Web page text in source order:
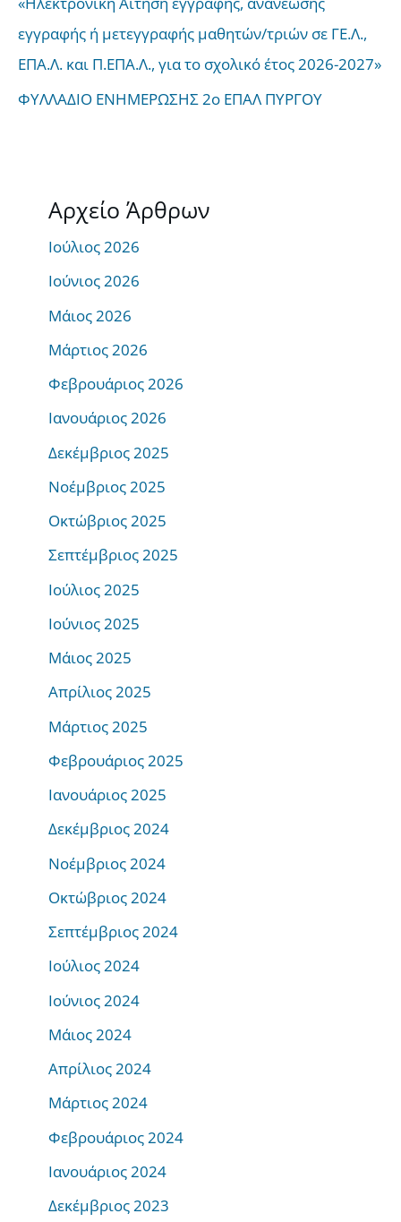
εγγραφής ή μετεγγραφής μαθητών/τριών σε ΓΕ.Λ.,
ΕΠΑ.Λ. και Π.ΕΠΑ.Λ., για το σχολικό έτος 2026-2027»
ΦΥΛΛΑΔΙΟ ΕΝΗΜΕΡΩΣΗΣ 2ο ΕΠΑΛ ΠΥΡΓΟΥ
Αρχείο Άρθρων
Ιούλιος 2026
Ιούνιος 2026
Μάιος 2026
Μάρτιος 2026
Φεβρουάριος 2026
Ιανουάριος 2026
Δεκέμβριος 2025
Νοέμβριος 2025
Οκτώβριος 2025
Σεπτέμβριος 2025
Ιούλιος 2025
Ιούνιος 2025
Μάιος 2025
Απρίλιος 2025
Μάρτιος 2025
Φεβρουάριος 2025
Ιανουάριος 2025
Δεκέμβριος 2024
Νοέμβριος 2024
Οκτώβριος 2024
Σεπτέμβριος 2024
Ιούλιος 2024
Ιούνιος 2024
Μάιος 2024
Απρίλιος 2024
Μάρτιος 2024
Φεβρουάριος 2024
Ιανουάριος 2024
Δεκέμβριος 2023